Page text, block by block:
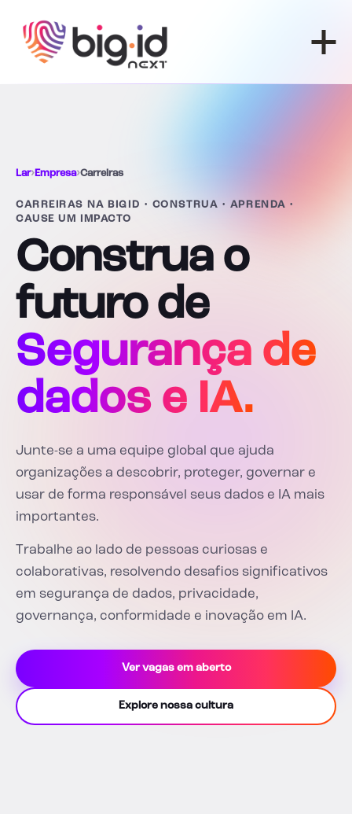
Lar› Empresa›Carreiras
CARREIRAS NA BIGID • CONSTRUA • APRENDA •
CAUSE UM IMPACTO
Construa o
futuro de
Segurança de
dados e IA.
Junte-se a uma equipe global que ajuda
organizações a descobrir, proteger, governar e
usar de forma responsável seus dados e IA mais
importantes.
Trabalhe ao lado de pessoas curiosas e
colaborativas, resolvendo desafios significativos
em segurança de dados, privacidade,
governança, conformidade e inovação em IA.
Ver vagas em aberto
Explore nossa cultura